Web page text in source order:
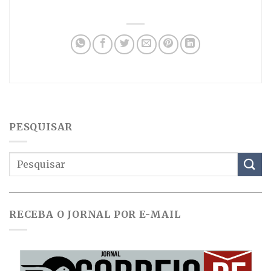
PESQUISAR
RECEBA O JORNAL POR E-MAIL